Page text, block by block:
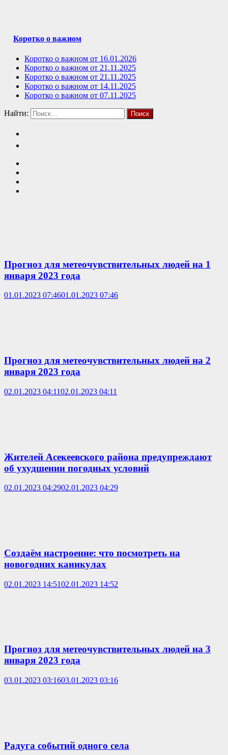
Коротко о важном
Коротко о важном от 16.01.2026
Коротко о важном от 21.11.2025
Коротко о важном от 21.11.2025
Коротко о важном от 14.11.2025
Коротко о важном от 07.11.2025
Найти:
Прогноз для метеочувствительных людей на 1
января 2023 года
01.01.2023 07:4601.01.2023 07:46
Прогноз для метеочувствительных людей на 2
января 2023 года
02.01.2023 04:1102.01.2023 04:11
Жителей Асекеевского района предупреждают
об ухудшении погодных условий
02.01.2023 04:2902.01.2023 04:29
Создаём настроение: что посмотреть на
новогодних каникулах
02.01.2023 14:5102.01.2023 14:52
Прогноз для метеочувствительных людей на 3
января 2023 года
03.01.2023 03:1603.01.2023 03:16
Радуга событий одного села